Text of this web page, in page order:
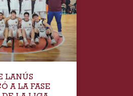
LANÚS
A LA FASE